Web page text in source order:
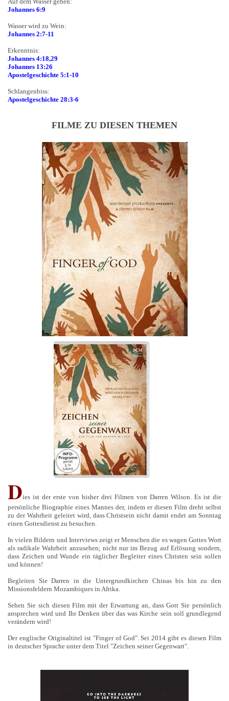
Johannes 6:9
Wasser wird zu Wein:
Johannes 2:7-11
Erkenntnis:
Johannes 4:18,29
Johannes 13:26
Apostelgeschichte 5:1-10
Schlangenbiss:
Apostelgeschichte 28:3-6
FILME ZU DIESEN THEMEN
Dies ist der erste von bisher drei Filmen von Darren Wilson. Es ist die
persönliche Biographie eines Mannes der, indem er diesen Film dreht selbst
zu der Wahrheit geleitet wird, dass Christsein nicht damit endet am Sonntag
einen Gottesdienst zu besuchen.
In vielen Bildern und Interviews zeigt er Menschen die es wagen Gottes Wort
als radikale Wahrheit anzusehen; nicht nur im Bezug auf Erlösung sondern,
dass Zeichen und Wunde ein täglicher Begleiter eines Christen sein sollen
und können!
Begleiten Sie Darren in die Untergrundkirchen Chinas bis hin zu den
Missionsfeldern Mozambiques in Afrika.
Sehen Sie sich diesen Film mit der Erwartung an, dass Gott Sie persönlich
ansprechen wird und Ihr Denken über das was Kirche sein soll grundlegend
verändern wird!
Der englische Originaltitel ist "Finger of God". Sei 2014 gibt es diesen Film
in deutscher Sprache unter dem Titel "Zeichen seiner Gegenwart".